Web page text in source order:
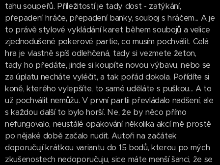
tahu soupeřů. Příležitostí je tady dost - zatýkání,
přepadení hráče, přepadení banky, souboj s hráčem... A je
to právě stylové vykládání karet během soubojů a velice
zjednodušené pokerové partie, co musím pochválit. Celá
hra je vlastně spíš odlehčená, tady si vezmete žeton,
tady ho předáte, jinde si koupíte novou výbavu, nebo se
za úplatu necháte vyléčit, a tak pořád dokola. Pořídíte si
koně, kterého vylepšíte, to samé uděláte s puškou... A to
už pochválit nemůžu. V první partii převládalo nadšení, ale
s každou další to bylo horší. Ne, že by něco přímo
nefungovalo, neustálé opakování několika akcí mě prostě
po nějaké době začalo nudit. Autoři na začátek
doporučují krátkou variantu do 15 bodů, kterou po mých
zkušenostech nedoporučuju, sice máte menší šanci, že se